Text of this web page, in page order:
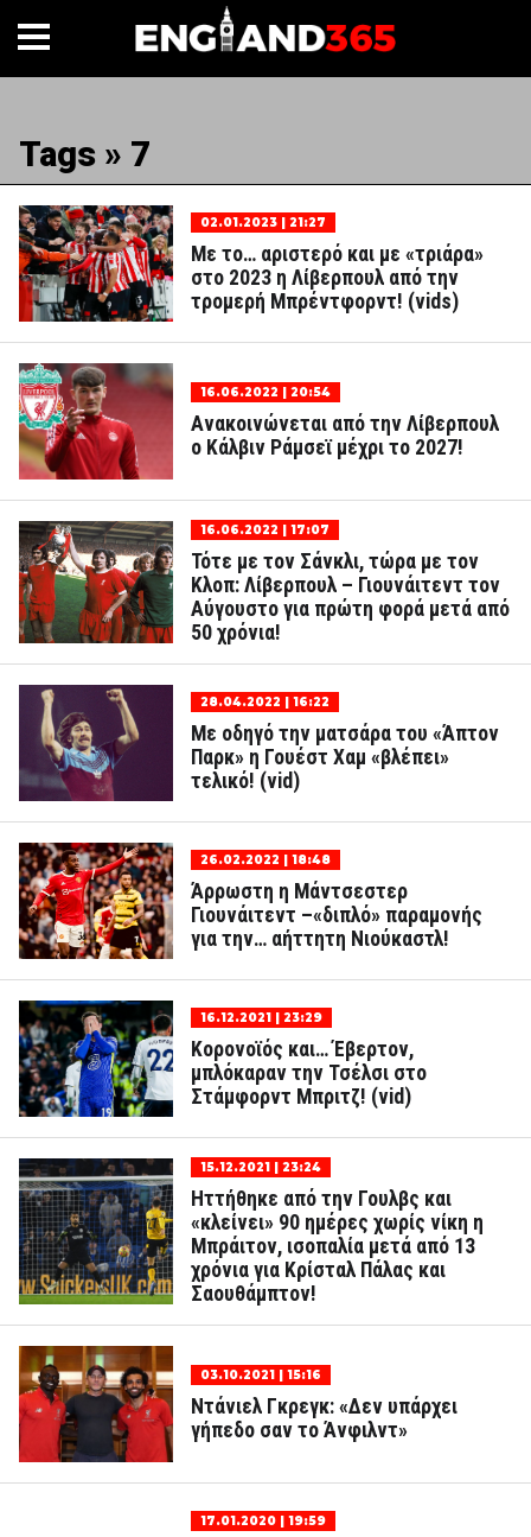
Tags » 7
02.01.2023 | 21:27
Με το… αριστερό και με «τριάρα»
στο 2023 η Λίβερπουλ από την
τρομερή Μπρέντφορντ! (vids)
16.06.2022 | 20:54
Ανακοινώνεται από την Λίβερπουλ
ο Κάλβιν Ράμσεϊ μέχρι το 2027!
16.06.2022 | 17:07
Τότε με τον Σάνκλι, τώρα με τον
Κλοπ: Λίβερπουλ – Γιουνάιτεντ τον
Αύγουστο για πρώτη φορά μετά από
50 χρόνια!
28.04.2022 | 16:22
Με οδηγό την ματσάρα του «Άπτον
Παρκ» η Γουέστ Χαμ «βλέπει»
τελικό! (vid)
26.02.2022 | 18:48
Άρρωστη η Μάντσεστερ
Γιουνάιτεντ –«διπλό» παραμονής
για την… αήττητη Νιούκαστλ!
16.12.2021 | 23:29
Κορονοϊός και… Έβερτον,
μπλόκαραν την Τσέλσι στο
Στάμφορντ Μπριτζ! (vid)
15.12.2021 | 23:24
Ηττήθηκε από την Γουλβς και
«κλείνει» 90 ημέρες χωρίς νίκη η
Μπράιτον, ισοπαλία μετά από 13
χρόνια για Κρίσταλ Πάλας και
Σαουθάμπτον!
03.10.2021 | 15:16
Ντάνιελ Γκρεγκ: «Δεν υπάρχει
γήπεδο σαν το Άνφιλντ»
17.01.2020 | 19:59